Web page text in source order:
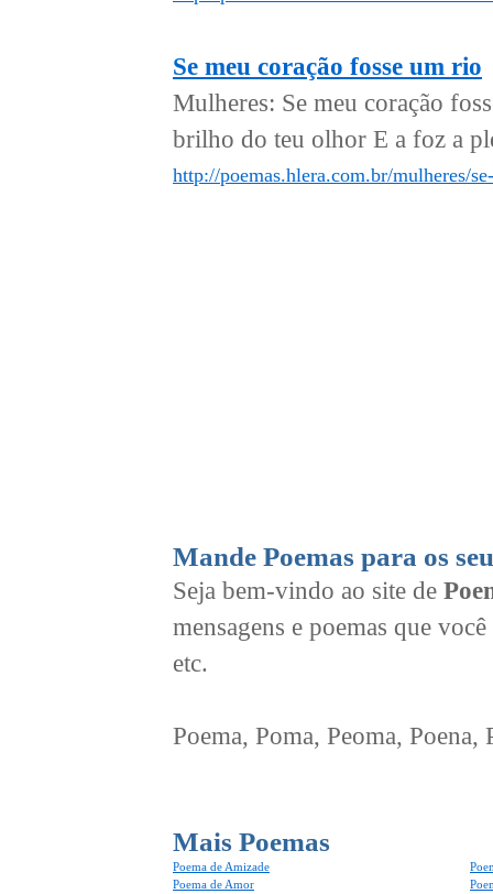
Se meu coração fosse um rio
Mulheres: Se meu coração
brilho do teu olhor E a foz a
http://poemas.hlera.com.br/mulheres/
Mande Poemas para os
Seja bem-vindo ao site de
mensagens e poemas que
etc.
Poema, Poma, Peoma,
Mais Poemas
Poema de Amizade
Poema de Amor